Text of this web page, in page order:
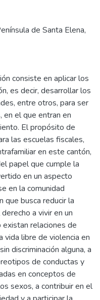
de Santa Elena,
consiste en aplicar los
es decir, desarrollar los
entre otros, para ser
en el que entran en
El propósito de
las escuelas fiscales,
en este cantón,
papel que cumple la
en un aspecto
en la comunidad
que busca reducir la
a vivir en un
relaciones de
vida libre de violencia en
discriminación alguna, a
de conductas y
en conceptos de
sexos, a contribuir en el